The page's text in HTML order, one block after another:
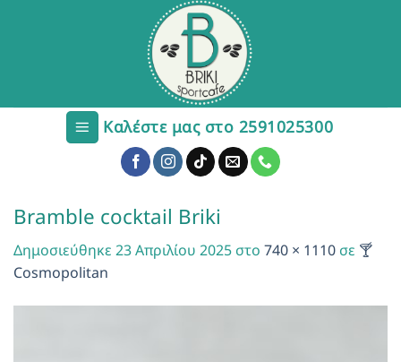
Καλέστε μας στο 2591025300
Bramble cocktail Briki
Δημοσιεύθηκε 23 Απριλίου 2025 στο 740 × 1110 σε 🍸
Cosmopolitan